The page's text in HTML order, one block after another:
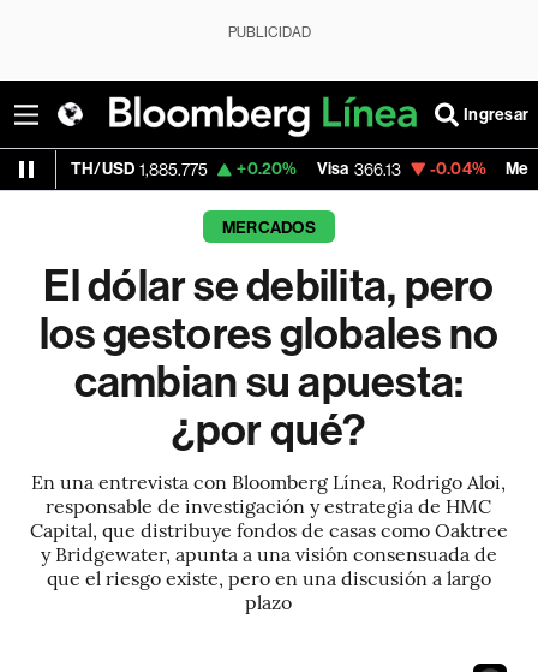
PUBLICIDAD
Ingresar
1,885.775 +0.20% Visa 366.13 -0.04% MercadoLibre
MERCADOS
El dólar se debilita, pero
los gestores globales no
cambian su apuesta:
¿por qué?
En una entrevista con Bloomberg Línea, Rodrigo Aloi,
responsable de investigación y estrategia de HMC
Capital, que distribuye fondos de casas como Oaktree
y Bridgewater, apunta a una visión consensuada de
que el riesgo existe, pero en una discusión a largo
plazo